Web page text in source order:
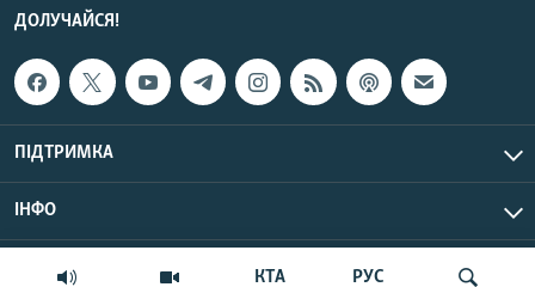
КТА РУС
ДОЛУЧАЙСЯ!
ПІДТРИМКА
ІНФО
© Крим.Реалії, 2026 | Усі права застережено.